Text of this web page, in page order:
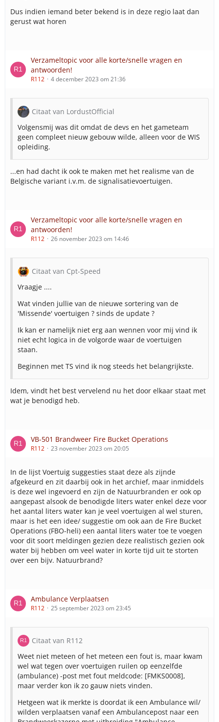
Dus indien iemand beter bekend is in deze regio laat dan
gerust wat horen
Verzameltopic voor alle korte/snelle vragen en
antwoorden!
R112 4 december 2023 om 21:36
Citaat van LordustOfficial
Volgensmij was dit omdat de devs en het gameteam
geen compleet nieuw gebouw wilde, alleen voor de WIS
opleiding.
...en had dacht ik ook te maken met het realisme van de
Belgische variant i.v.m. de signalisatievoertuigen.
Verzameltopic voor alle korte/snelle vragen en
antwoorden!
R112 26 november 2023 om 14:46
Citaat van Cpt-Speed
Vraagje ....
Wat vinden jullie van de nieuwe sortering van de
'Missende' voertuigen ? sinds de update ?
Ik kan er namelijk niet erg aan wennen voor mij vind ik
niet echt logica in de volgorde waar de voertuigen
staan.
Beginnen met TS vind ik nog steeds het belangrijkste.
Idem, vindt het best vervelend nu het door elkaar staat met
wat je benodigd heb.
VB-501 Brandweer Fire Bucket Operations
R112 23 november 2023 om 20:05
In de lijst Voertuig suggesties staat deze als zijnde
afgekeurd en zit daarbij ook in het archief, maar inmiddels
is deze wel ingevoerd en zijn de Natuurbranden er ook op
aangepast alsook de benodigde liters water enkel deze voor
het aantal liters water kan je veel voertuigen al wel sturen,
maar is het een idee/ suggestie om ook aan de Fire Bucket
Operations (FBO-heli) een aantal liters water toe te voegen
voor dit soort meldingen gezien deze realistisch gezien ook
water bij hebben om veel water in korte tijd uit te storten
over een bijv. Natuurbrand?
Ambulance Verplaatsen
R112 25 september 2023 om 23:45
Citaat van R112
Weet niet meteen of het meteen een fout is, maar kwam
wel wat tegen over voertuigen ruilen op eenzelfde
(ambulance) -post met fout meldcode: [FMKS0008],
maar verder kon ik zo gauw niets vinden.
Hetgeen wat ik merkte is doordat ik een Ambulance wil/
wilden verplaatsen vanaf een Ambulancepost naar een